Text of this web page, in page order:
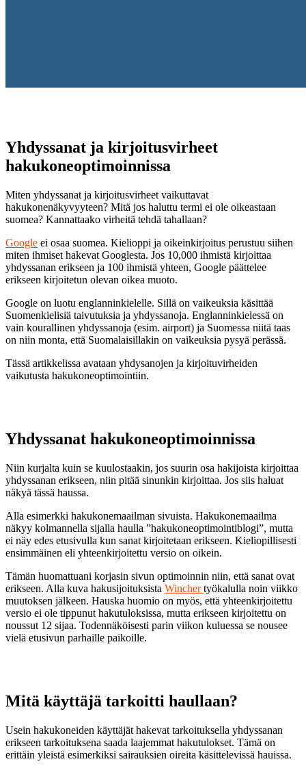
Yhdyssanat ja kirjoitusvirheet
hakukoneoptimoinnissa
Miten yhdyssanat ja kirjoitusvirheet vaikuttavat
hakukonenäkyvyyteen? Mitä jos haluttu termi ei ole oikeastaan
suomea? Kannattaako virheitä tehdä tahallaan?
Google ei osaa suomea. Kielioppi ja oikeinkirjoitus perustuu siihen
miten ihmiset hakevat Googlesta. Jos 10,000 ihmistä kirjoittaa
yhdyssanan erikseen ja 100 ihmistä yhteen, Google päättelee
erikseen kirjoitetun olevan oikea muoto.
Google on luotu englanninkielelle. Sillä on vaikeuksia käsittää
Suomenkielisiä taivutuksia ja yhdyssanoja. Englanninkielessä on
vain kourallinen yhdyssanoja (esim. airport) ja Suomessa niitä taas
on niin monta, että Suomalaisillakin on vaikeuksia pysyä perässä.
Tässä artikkelissa avataan yhdysanojen ja kirjoituvirheiden
vaikutusta hakukoneoptimointiin.
Yhdyssanat hakukoneoptimoinnissa
Niin kurjalta kuin se kuulostaakin, jos suurin osa hakijoista kirjoittaa
yhdyssanan erikseen, niin pitää sinunkin kirjoittaa. Jos siis haluat
näkyä tässä haussa.
Alla esimerkki hakukonemaailman sivuista. Hakukonemaailma
näkyy kolmannella sijalla haulla ”hakukoneoptimointiblogi”, mutta
ei näy edes etusivulla kun sanat kirjoitetaan erikseen. Kieliopillisesti
ensimmäinen eli yhteenkirjoitettu versio on oikein.
Tämän huomattuani korjasin sivun optimoinnin niin, että sanat ovat
erikseen. Alla kuva hakusijoituksista Winchertyökalulla noin viikko
muutoksen jälkeen. Hauska huomio on myös, että yhteenkirjoitettu
versio ei ole tippunut hakutuloksissa, mutta erikseen kirjoitettu on
noussut 12 sijaa. Todennäköisesti parin viikon kuluessa se nousee
vielä etusivun parhaille paikoille.
Mitä käyttäjä tarkoitti haullaan?
Usein hakukoneiden käyttäjät hakevat tarkoituksella yhdyssanan
erikseen tarkoituksena saada laajemmat hakutulokset. Tämä on
erittäin yleistä esimerkiksi sairauksien oireita käsittelevissä hauissa.